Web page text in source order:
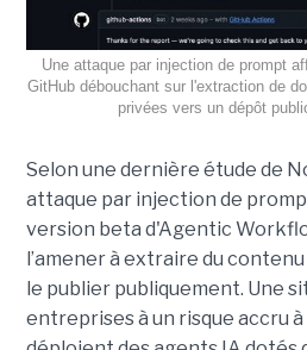
Une attaque par injection de prompt
GitHub débouchant sur l'extraction de
privées vers un dépôt
Selon une dernière étude de
attaque par injection de
version beta d'Agentic
l’amener à extraire du
le publier publiquement. Une
entreprises à un risque accru à